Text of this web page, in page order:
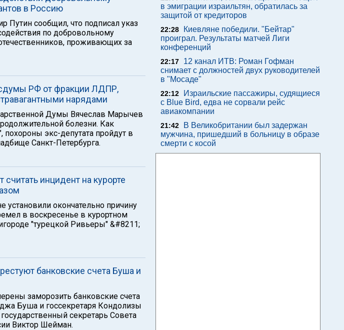
в Россию
Путин сообщил, что подписал указ
по добровольному
проживающих за
РФ от фракции ЛДПР,
нарядами
Думы Вячеслав Марычев
болезни. Как
похороны экс-депутата пройдут в
Санкт-Петербурга.
считать инцидент на курорте
установили окончательно причину
в воскресенье в курортном
"турецкой Ривьеры" &#8211;
банковские счета Буша и
заморозить банковские счета
Буша и госсекретаря Кондолизы
секретарь Совета
Виктор Шейман.
в эмиграции израильтян, обратилась за
защитой от кредиторов
22:28
Киевляне победили. "Бейтар"
проиграл. Результаты матчей Лиги
конференций
22:17
12 канал ИТВ: Роман Гофман
снимает с должностей двух руководителей
в "Мосаде"
22:12
Израильские пассажиры, судящиеся
с Blue Bird, едва не сорвали рейс
авиакомпании
21:42
В Великобритании был задержан
мужчина, пришедший в больницу в образе
смерти с косой